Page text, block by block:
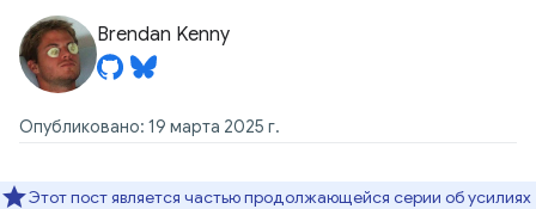
Brendan Kenny
Опубликовано: 19 марта 2025 г.
Этот пост является частью продолжающейся серии об усилиях